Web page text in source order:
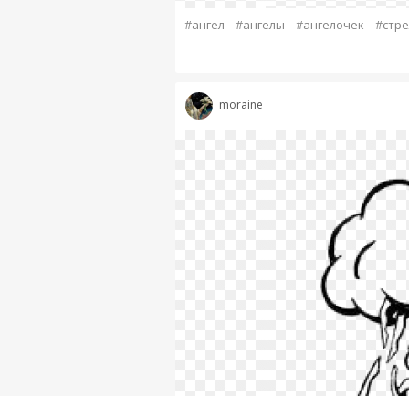
#ангел #ангелы #ангелочек
moraine